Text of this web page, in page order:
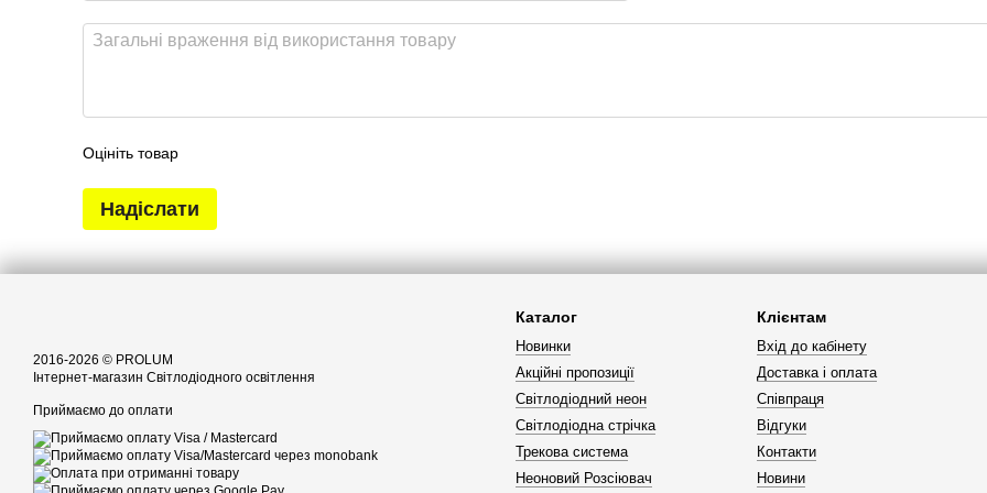
Оцініть товар
Надіслати
2016-2026 © PROLUM
Інтернет-магазин Світлодіодного освітлення
Приймаємо до оплати
Каталог
Новинки
Акційні пропозиції
Світлодіодний неон
Світлодіодна стрічка
Трекова система
Неоновий Розсіювач
Клієнтам
Вхід до кабінету
Доставка і оплата
Співпраця
Відгуки
Контакти
Новини